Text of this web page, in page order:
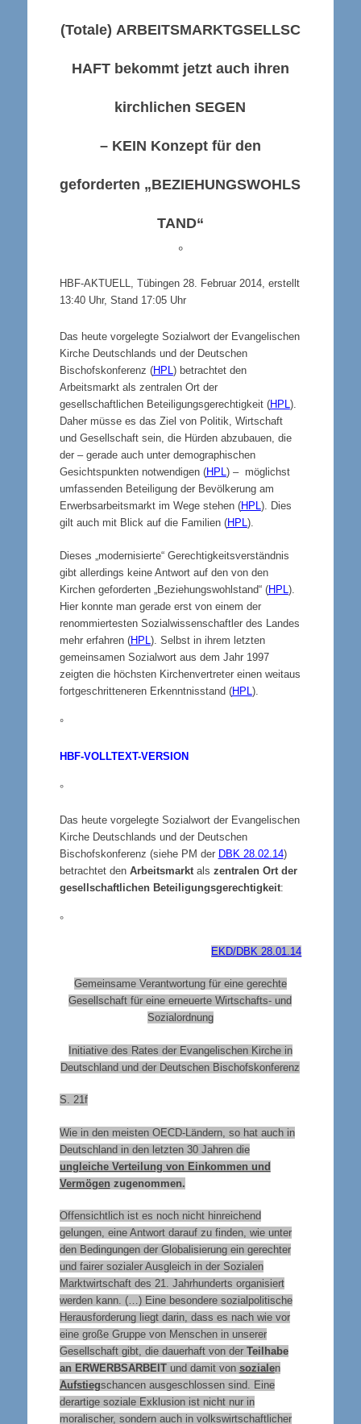
(Totale) ARBEITSMARKTGSELLSC
HAFT bekommt jetzt auch ihren
kirchlichen SEGEN
– KEIN Konzept für den
geforderten „BEZIEHUNGSWOHLS
TAND“
°
HBF-AKTUELL, Tübingen 28. Februar 2014, erstellt
13:40 Uhr, Stand 17:05 Uhr
Das heute vorgelegte Sozialwort der Evangelischen
Kirche Deutschlands und der Deutschen
Bischofskonferenz (HPL) betrachtet den
Arbeitsmarkt als zentralen Ort der
gesellschaftlichen Beteiligungsgerechtigkeit (HPL).
Daher müsse es das Ziel von Politik, Wirtschaft
und Gesellschaft sein, die Hürden abzubauen, die
der – gerade auch unter demographischen
Gesichtspunkten notwendigen (HPL) – möglichst
umfassenden Beteiligung der Bevölkerung am
Erwerbsarbeitsmarkt im Wege stehen (HPL). Dies
gilt auch mit Blick auf die Familien (HPL).
Dieses „modernisierte“ Gerechtigkeitsverständnis
gibt allerdings keine Antwort auf den von den
Kirchen geforderten „Beziehungswohlstand“ (HPL ).
Hier konnte man gerade erst von einem der
renommiertesten Sozialwissenschaftler des Landes
mehr erfahren (HPL ). Selbst in ihrem letzten
gemeinsamen Sozialwort aus dem Jahr 1997
zeigten die höchsten Kirchenvertreter einen weitaus
fortgeschritteneren Erkenntnisstand (HPL ).
°
HBF-VOLLTEXT-VERSION
°
Das heute vorgelegte Sozialwort der Evangelischen
Kirche Deutschlands und der Deutschen
Bischofskonferenz (siehe PM der DBK 28.02.14)
betrachtet den Arbeitsmarktals zentralen Ort der
gesellschaftlichen Beteiligungsgerechtigkeit:
°
EKD/DBK 28.01.14
Gemeinsame Verantwortung für eine gerechte
Gesellschaft für eine erneuerte Wirtschafts- und
Sozialordnung
Initiative des Rates der Evangelischen Kirche in
Deutschland und der Deutschen Bischofskonferenz
S. 21f
Wie in den meisten OECD-Ländern, so hat auch in
Deutschland in den letzten 30 Jahren die
ungleiche Verteilung von Einkommen und
Vermögen zugenommen.
Offensichtlich ist es noch nicht hinreichend
gelungen, eine Antwort darauf zu finden, wie unter
den Bedingungen der Globalisierung ein gerechter
und fairer sozialer Ausgleich in der Sozialen
Marktwirtschaft des 21. Jahrhunderts organisiert
werden kann. (…) Eine besondere sozialpolitische
Herausforderung liegt darin, dass es nach wie vor
eine große Gruppe von Menschen in unserer
Gesellschaft gibt, die dauerhaft von der Teilhabe
an ERWERBSARBEIT und damit von sozialen
Aufstiegschancen ausgeschlossen sind. Eine
derartige soziale Exklusion ist nicht nur in
moralischer, sondern auch in volkswirtschaftlicher